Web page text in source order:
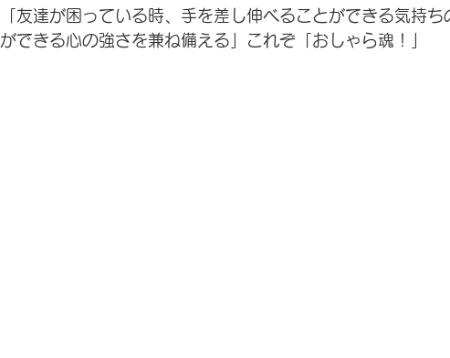
「友達が困っている時、手を差し伸べることができる気持
ができる心の強さを兼ね備える」これぞ「おしゃら魂！」